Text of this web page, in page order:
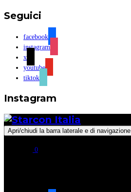
Seguici
facebook
instagram
x
youtube
tiktok
Instagram
Apri/chiudi la barra laterale e di navigazione
0